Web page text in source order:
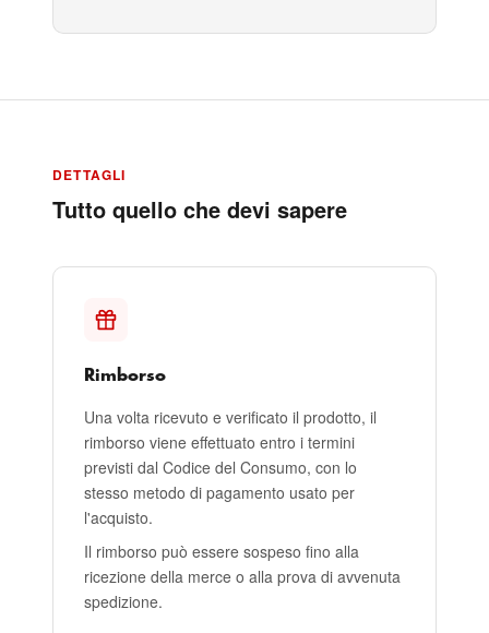
DETTAGLI
Tutto quello che devi sapere
Rimborso
Una volta ricevuto e verificato il prodotto, il
rimborso viene effettuato entro i termini
previsti dal Codice del Consumo, con lo
stesso metodo di pagamento usato per
l'acquisto.
Il rimborso può essere sospeso fino alla
ricezione della merce o alla prova di avvenuta
spedizione.